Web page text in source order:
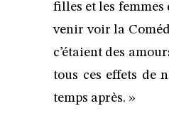
filles et les femmes
venir voir la
c’étaient des
tous ces effets de
temps après. »